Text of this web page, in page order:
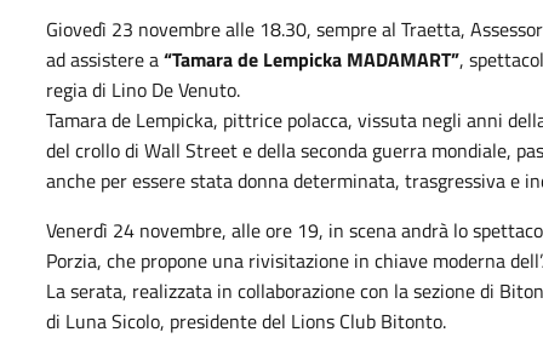
Giovedì 23 novembre alle 18.30, sempre al Traetta,
ad assistere a“Tamara de Lempicka MADAMART”,
regia di Lino De Venuto.
Tamara de Lempicka, pittrice polacca, vissuta negli anni
del crollo di Wall Street e della seconda guerra mondiale,
anche per essere stata donna determinata, trasgressiva e
Venerdì 24 novembre, alle ore 19, in scena andrà lo
Porzia, che propone una rivisitazione in chiave moderna
La serata, realizzata in collaborazione con la sezione di
di Luna Sicolo, presidente del Lions Club Bitonto.